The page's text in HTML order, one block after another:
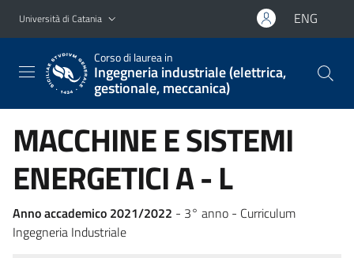
Vai al contenuto principale
Vai al menu di navigazione
Università di Catania ENG
Corso di laurea in
Ingegneria industriale (elettrica,
gestionale, meccanica)
MACCHINE E SISTEMI
ENERGETICI A - L
Anno accademico 2021/2022 - 3° anno - Curriculum
Ingegneria Industriale